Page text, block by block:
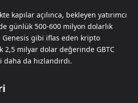
kapılar açılınca, bekleyen yatırımcı
günlük 500-600 milyon dolarlık
Genesis gibi iflas eden kripto
2,5 milyar dolar değerinde GBTC
daha da hızlandırdı.